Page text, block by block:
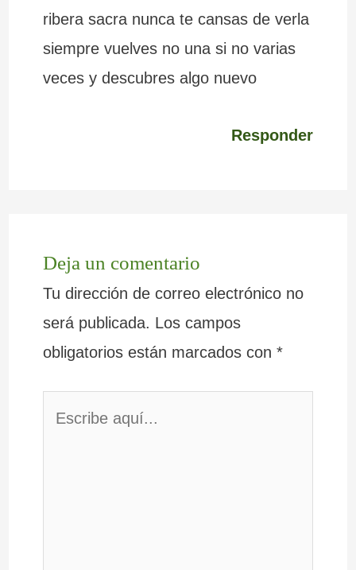
ribera sacra nunca te cansas de verla
siempre vuelves no una si no varias
veces y descubres algo nuevo
Responder
Deja un comentario
Tu dirección de correo electrónico no
será publicada. Los campos
obligatorios están marcados con *